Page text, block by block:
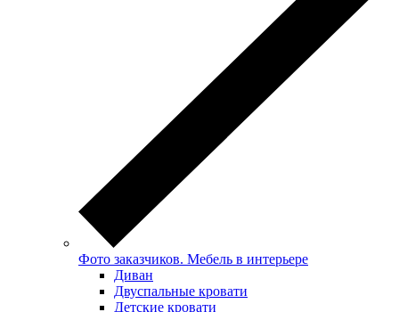
Фото заказчиков. Мебель в интерьере
Диван
Двуспальные кровати
Детские кровати